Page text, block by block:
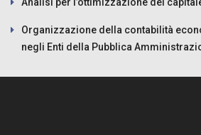
Organizzazione della contabilità
negli Enti della Pubblica